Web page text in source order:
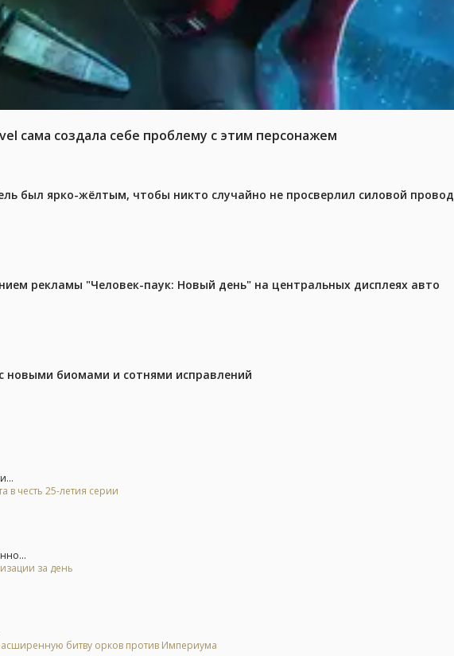
сама создала себе проблему с этим персонажем
был ярко-жёлтым, чтобы никто случайно не просверлил силовой провод
рекламы "Человек-паук: Новый день" на центральных дисплеях авто
новыми биомами и сотнями исправлений
в честь 25-летия серии
за день
битву орков против Империума